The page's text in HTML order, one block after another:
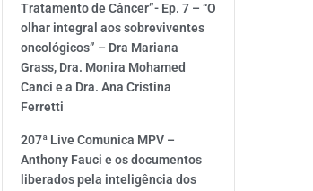
Tratamento de Câncer”- Ep. 7 – “O
olhar integral aos sobreviventes
oncológicos” – Dra Mariana
Grass, Dra. Monira Mohamed
Canci e a Dra. Ana Cristina
Ferretti
207ª Live Comunica MPV –
Anthony Fauci e os documentos
liberados pela inteligência dos